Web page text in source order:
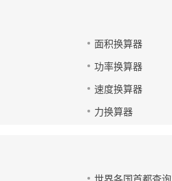
面积换算器
功率换算器
速度换算器
力换算器